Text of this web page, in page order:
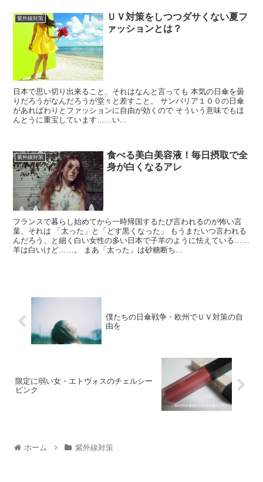
紫外線対策
ＵＶ対策をしつつダサくない夏フ
ァッションとは？
日本で思い切り出来ること、それはなんと言っても 本気の日傘を曇
りだろうがなんだろうが堂々と差すこと。 サンバリア１００の日傘
があればわりとファッションに自由が効くので そういう意味でもほ
んとうに重宝しています……い...
紫外線対策
食べる美白美容液！毎日摂取で全
身が白くなるアレ
フランスで暮らし始めてから一時帰国するたび言われるのが怖い言
葉、それは 「太った」と「どす黒くなった」 もうまたいつ言われる
んだろう、と細く白い女性の多い日本で子羊のように怯えている……
羊は白いけど……。 まあ「太った」は砂糖断ち...
僕たちの日傘戦争・欧州でＵＶ対策の自
由を
限定に弱い女・エトヴォスのチェルシー
ピンク
ホーム 紫外線対策